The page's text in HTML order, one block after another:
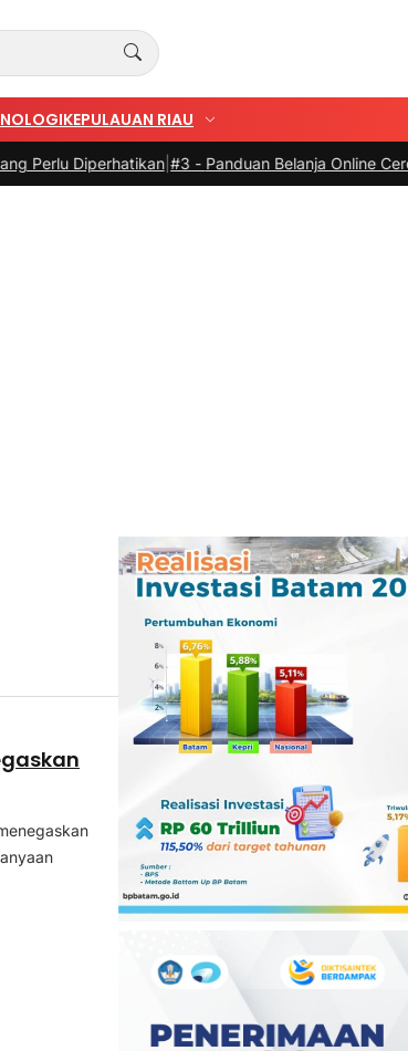
KEPULAUAN RIAU
|#3 -Panduan Belanja Online Cerdas: Pilih